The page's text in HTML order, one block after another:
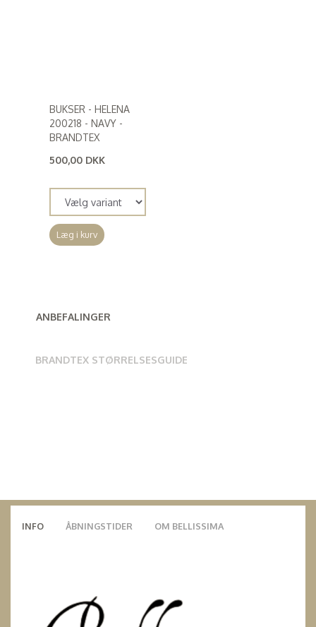
BUKSER - HELENA
200218 - NAVY -
BRANDTEX
500,00 DKK
Læg i kurv
ANBEFALINGER
BRANDTEX STØRRELSESGUIDE
INFO ÅBNINGSTIDER OM BELLISSIMA